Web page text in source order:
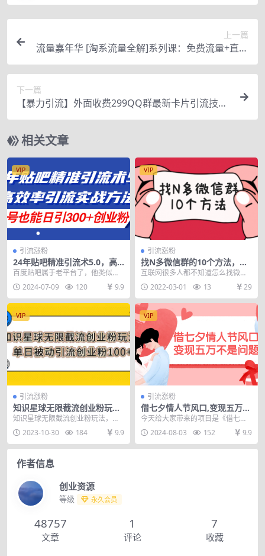
上一篇
流量嘉年华 [淘系流量全解]系列课：免费流量+直搜
结合+魔方（价值2980）
下一篇
【暴力引流】外面收费299QQ群最新卡片引流技
术，日引2000人(群发软件+教程)
相关文章
VIP
引流涨粉
24年贴吧精准引流术5.0，高
效率引流实战方法，单号也能
日引300+创业粉
百度贴吧属于老平台了，他类似于
知识星球和豆瓣一样属于一个圈子
平台，在适合自己的圈...
2024-07-09 120 9.9
VIP
引流涨粉
找N多微信群的10个方法，轻
松加上万群
互联网很多人都不知道怎么找微信
群加，微信群，今天给大家分享，
我的10个方法。 其...
2022-03-01 13 29
VIP
引流涨粉
知识星球无限截流创业粉玩
法，单日被动引流创业粉100+
知识星球无限截流创业粉玩法，单
日被动引流创业粉100+ 项目简介：
玩过星球的哈...
2023-10-30 184 9.9
VIP
引流涨粉
借七夕情人节风口,变现五万不
是问题，错过再等一年！
今天给大家带来的项目是《借七夕
情人节风口,变现五万不是问题，错
过再等一年！》七夕...
2024-08-03 152 9.9
作者信息
创业资源
等级 永久会员
48757
文章
1
评论
7
收藏